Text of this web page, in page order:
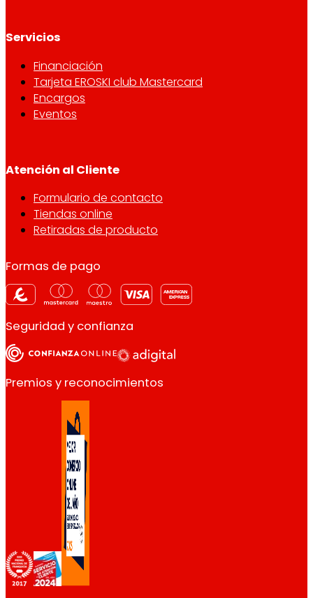
Servicios
Financiación
Tarjeta EROSKI club Mastercard
Encargos
Eventos
Atención al Cliente
Formulario de contacto
Tiendas online
Retiradas de producto
Formas de pago
Seguridad y confianza
Premios y reconocimientos